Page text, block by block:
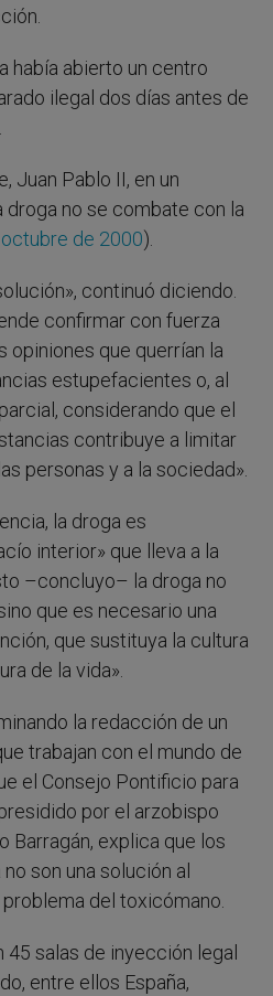
había abierto un centro
ilegal dos días antes de
Juan Pablo II, en un
droga no se combate con la
de 2000).
continuó diciendo.
confirmar con fuerza
opiniones que querrían la
estupefacientes o, al
considerando que el
contribuye a limitar
personas y a la sociedad».
la droga es
interior» que lleva a la
–concluyo– la droga no
que es necesario una
que sustituya la cultura
de la vida».
la redacción de un
trabajan con el mundo de
el Consejo Pontificio para
por el arzobispo
Barragán, explica que los
son una solución al
del toxicómano.
45 salas de inyección legal
entre ellos España,